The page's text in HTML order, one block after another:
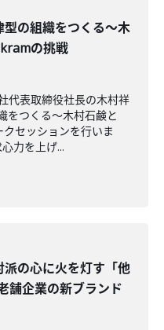
型の組織をつくる～木
の挑戦
代表取締役社長の木村祥
をつくる～木村石鹸と
セッションを行いま
力を上げ...
派の心に火を灯す「他
舗企業の新ブランド